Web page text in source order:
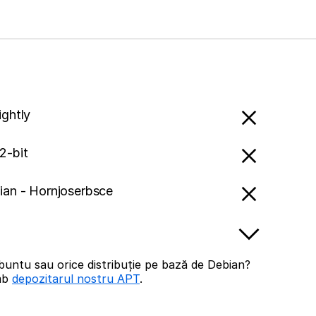
bit
- Hornjoserbsce
sau orice distribuție pe bază de Debian?
depozitarul nostru APT.